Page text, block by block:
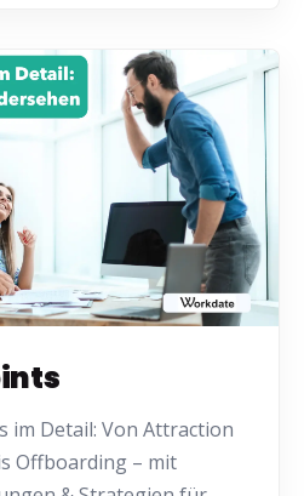
im Detail: Von Attraction
Offboarding – mit